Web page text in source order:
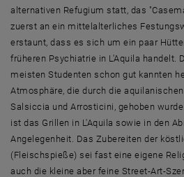
alternativen Refugium statt, das
zuerst an ein mittelalterliches
erstaunt, dass es sich um ein paar
früheren Psychiatrie in L'Aquila handelt.
meisten Studenten schon gut kannten
Atmosphäre, die durch die
Salsiccia und Arrosticini, gehoben
ist das Grillen in L'Aquila sowie in den
Angelegenheit. Das Zubereiten der
(Fleischspieße) sei fast eine eigene
auch die kleine aber feine Street-Art-